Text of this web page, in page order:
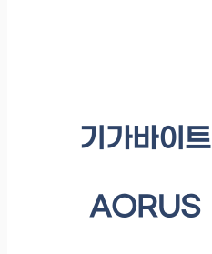
기가바이트
AORUS